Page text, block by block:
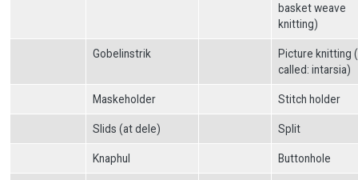
basket weave
knitting)
Gobelinstrik
Picture knitting
called: intarsia)
Maskeholder Stitch holder
Slids (at dele) Split
Knaphul Buttonhole